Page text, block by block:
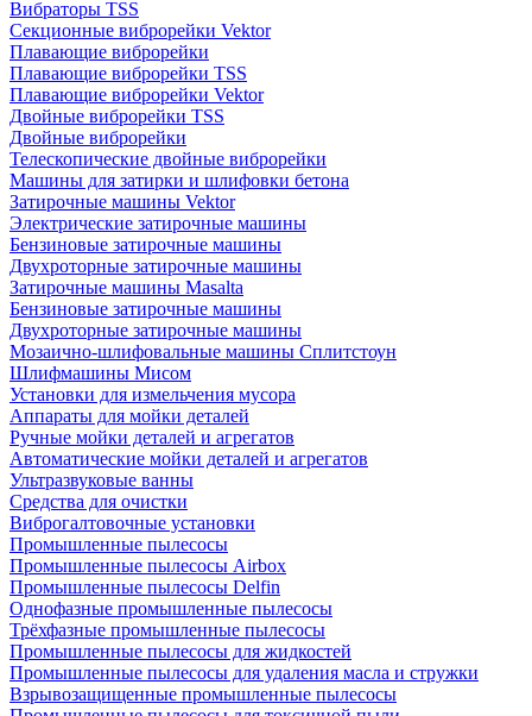
Вибраторы TSS
Секционные виброрейки Vektor
Плавающие виброрейки
Плавающие виброрейки TSS
Плавающие виброрейки Vektor
Двойные виброрейки TSS
Двойные виброрейки
Телескопические двойные виброрейки
Машины для затирки и шлифовки бетона
Затирочные машины Vektor
Электрические затирочные машины
Бензиновые затирочные машины
Двухроторные затирочные машины
Затирочные машины Masalta
Бензиновые затирочные машины
Двухроторные затирочные машины
Мозаично-шлифовальные машины Сплитстоун
Шлифмашины Мисом
Установки для измельчения мусора
Аппараты для мойки деталей
Ручные мойки деталей и агрегатов
Автоматические мойки деталей и агрегатов
Ультразвуковые ванны
Средства для очистки
Виброгалтовочные установки
Промышленные пылесосы
Промышленные пылесосы Airbox
Промышленные пылесосы Delfin
Однофазные промышленные пылесосы
Трёхфазные промышленные пылесосы
Промышленные пылесосы для жидкостей
Промышленные пылесосы для удаления масла и стружки
Взрывозащищенные промышленные пылесосы